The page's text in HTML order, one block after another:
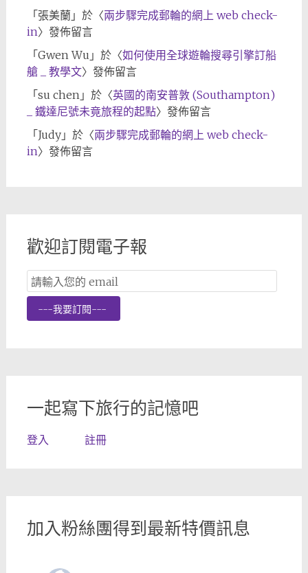
「 張美蘭 」於〈兩步驟完成郵輪的網上 web check-
in〉發佈留言
「 Gwen Wu 」於〈如何使用全球遊輪搜尋引擎訂船
艙 _ 教學文〉發佈留言
「 su chen」於〈英國的南安普敦 (Southampton)
_ 鐵達尼號未竟旅程的起點〉發佈留言
「 Judy」於〈兩步驟完成郵輪的網上 web check-
in〉發佈留言
歡迎訂閱電子報
Email
Subscription
---我要訂閱---
一起寫下旅行的記憶吧
登入 註冊
加入粉絲團得到最新特價訊息